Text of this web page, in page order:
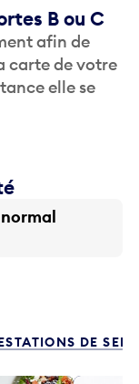
B ou C
afin de
carte de votre
elle se
DE